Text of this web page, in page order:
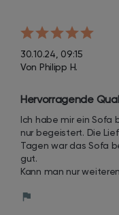
30.10.24, 09:15
Von Philipp H.
Hervorragende
Ich habe mir ein Sofa
nur begeistert. Die
Tagen war das Sofa
gut.
Kann man nur